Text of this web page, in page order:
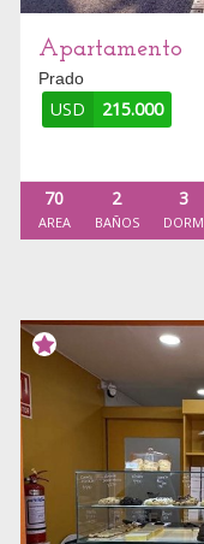
Apartamento
Prado
USD 215.000
70
AREA
2
BAÑOS
3
DORM